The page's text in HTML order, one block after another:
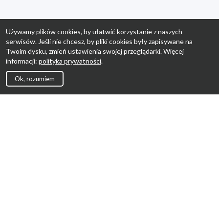
Używamy plików cookies, by ułatwić korzystanie z naszych
serwisów. Jeśli nie chcesz, by pliki cookies były zapisywane na
Twoim dysku, zmień ustawienia swojej przeglądarki. Więcej
informacji: polityka prywatności.
Ok, rozumiem